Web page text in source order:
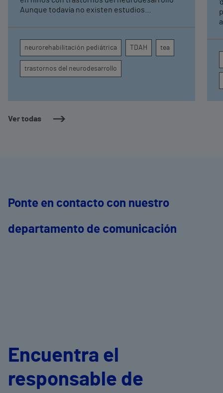
Ver todas
Aunque todavía no existen estudios
atención, la regulación emocional y la
conducta
neurorehabilitación pediátrica TDAH tea
trastornos del neurodesarrollo
Ponte en contacto con nuestro
departamento de comunicación
Encuentra el
responsable de